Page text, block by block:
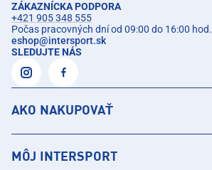
ZÁKAZNÍCKA PODPORA
+421 905 348 555
Počas pracovných dní od 09:00 do 16:00 hod.
eshop@intersport.sk
SLEDUJTE NÁS
AKO NAKUPOVAŤ
MÔJ INTERSPORT